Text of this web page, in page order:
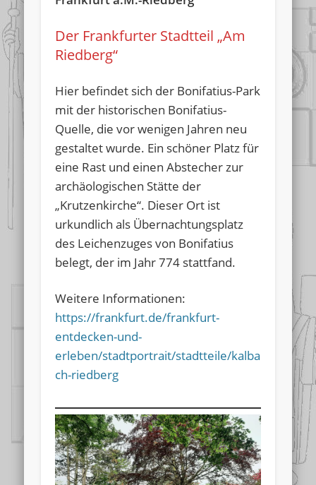
Der Frankfurter Stadtteil „Am
Riedberg“
Hier befindet sich der Bonifatius-Park
mit der historischen Bonifatius-
Quelle, die vor wenigen Jahren neu
gestaltet wurde. Ein schöner Platz für
eine Rast und einen Abstecher zur
archäologischen Stätte der
„Krutzenkirche“. Dieser Ort ist
urkundlich als Übernachtungsplatz
des Leichenzuges von Bonifatius
belegt, der im Jahr 774 stattfand.
Weitere Informationen:
https://frankfurt.de/frankfurt-
entdecken-und-
erleben/stadtportrait/stadtteile/kalba
ch-riedberg